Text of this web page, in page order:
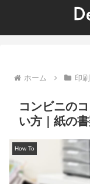
ホーム 印
コンビニの
い方｜紙の
How To